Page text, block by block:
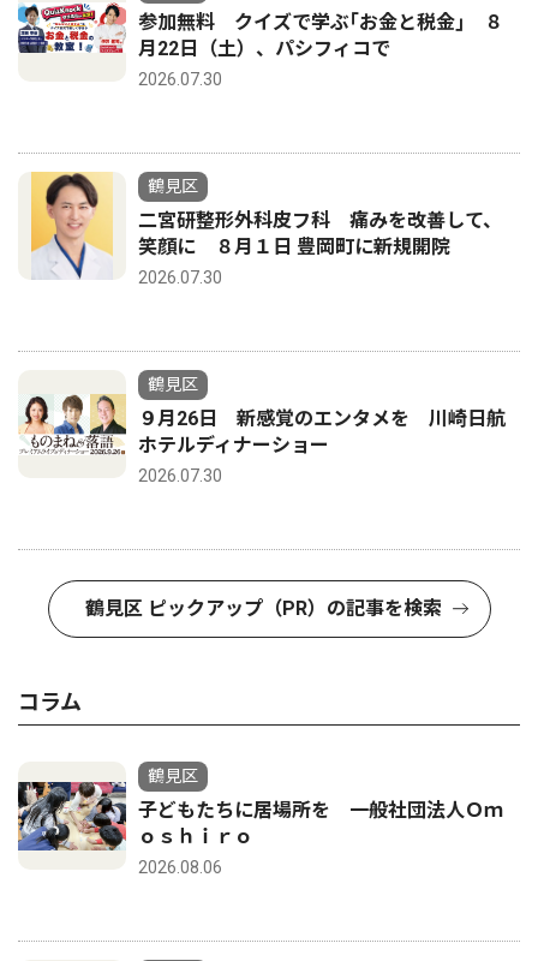
参加無料 クイズで学ぶ｢お金と税金｣ ８
月22日（土）、パシフィコで
2026.07.30
鶴見区
二宮研整形外科皮フ科 痛みを改善して、
笑顔に ８月１日 豊岡町に新規開院
2026.07.30
鶴見区
９月26日 新感覚のエンタメを 川崎日航
ホテルディナーショー
2026.07.30
鶴見区 ピックアップ（PR）の記事を検索
コラム
鶴見区
子どもたちに居場所を 一般社団法人Ｏｍ
ｏｓｈｉｒｏ
2026.08.06